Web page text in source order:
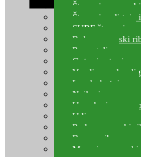
Štapovi za
Štapovi za lignje
SURF štapovi
Role za morski
Parangali
Gotovi setovi za
Varalice za lov
Lov hobotnice
Najloni za more
Upredenice za
Udice za more
Perle za morski
Brum prihrana za
Mamci za